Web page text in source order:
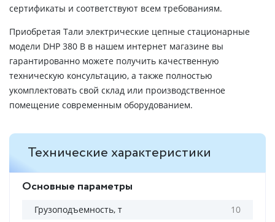
сертификаты и соответствуют всем требованиям.
Приобретая Тали электрические цепные стационарные
модели DHP 380 В в нашем интернет магазине вы
гарантированно можете получить качественную
техническую консультацию, а также полностью
укомплектовать свой склад или производственное
помещение современным оборудованием.
Технические характеристики
Основные параметры
Грузоподъемность, т
10